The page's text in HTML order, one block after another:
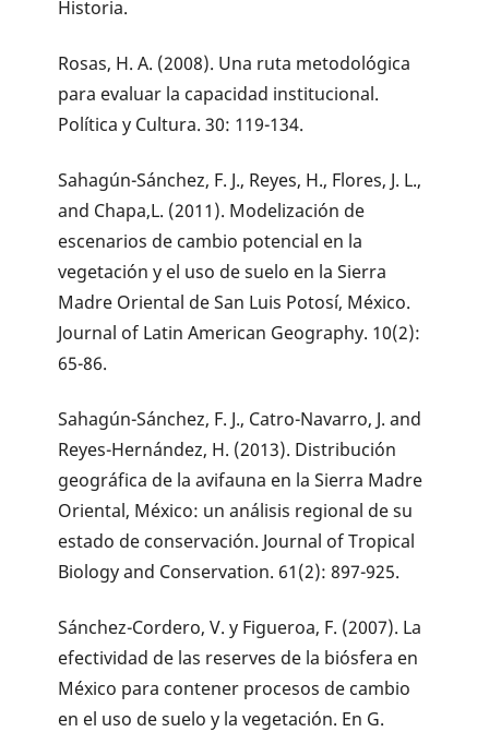
Historia.
Rosas, H. A. (2008). Una ruta metodológica
para evaluar la capacidad institucional.
Política y Cultura. 30: 119-134.
Sahagún-Sánchez, F. J., Reyes, H., Flores, J. L.,
and Chapa,L. (2011). Modelización de
escenarios de cambio potencial en la
vegetación y el uso de suelo en la Sierra
Madre Oriental de San Luis Potosí, México.
Journal of Latin American Geography. 10(2):
65-86.
Sahagún-Sánchez, F. J., Catro-Navarro, J. and
Reyes-Hernández, H. (2013). Distribución
geográfica de la avifauna en la Sierra Madre
Oriental, México: un análisis regional de su
estado de conservación. Journal of Tropical
Biology and Conservation. 61(2): 897-925.
Sánchez-Cordero, V. y Figueroa, F. (2007). La
efectividad de las reserves de la biósfera en
México para contener procesos de cambio
en el uso de suelo y la vegetación. En G.